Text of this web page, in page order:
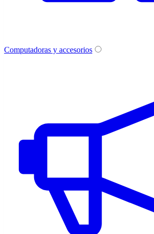
Computadoras y accesorios